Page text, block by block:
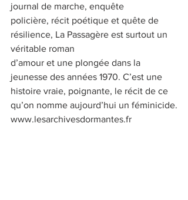
journal de marche, enquête
policière, récit poétique et quête de
résilience, La Passagère est surtout un
véritable roman
d’amour et une plongée dans la
jeunesse des années 1970. C’est une
histoire vraie, poignante, le récit de ce
qu’on nomme aujourd’hui un féminicide.
www.lesarchivesdormantes.fr